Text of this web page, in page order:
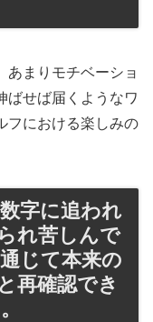
あまりモチベーショ
ばせば届くようなワ
フにおける楽しみの
字に追われ
れ苦しんで
じて本来の
再確認でき